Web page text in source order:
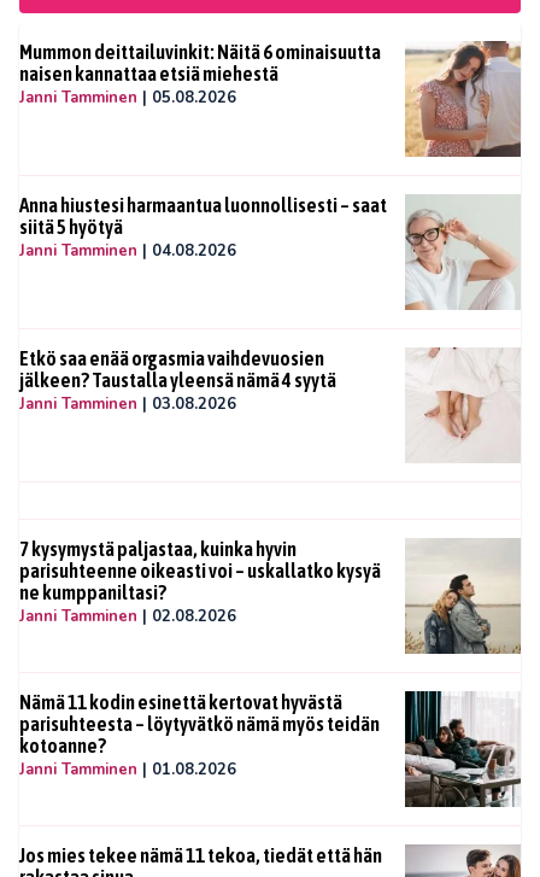
Mummon deittailuvinkit: Näitä 6 ominaisuutta
naisen kannattaa etsiä miehestä
Janni Tamminen | 05.08.2026
Anna hiustesi harmaantua luonnollisesti – saat
siitä 5 hyötyä
Janni Tamminen | 04.08.2026
Etkö saa enää orgasmia vaihdevuosien
jälkeen? Taustalla yleensä nämä 4 syytä
Janni Tamminen | 03.08.2026
7 kysymystä paljastaa, kuinka hyvin
parisuhteenne oikeasti voi – uskallatko kysyä
ne kumppaniltasi?
Janni Tamminen | 02.08.2026
Nämä 11 kodin esinettä kertovat hyvästä
parisuhteesta – löytyvätkö nämä myös teidän
kotoanne?
Janni Tamminen | 01.08.2026
Jos mies tekee nämä 11 tekoa, tiedät että hän